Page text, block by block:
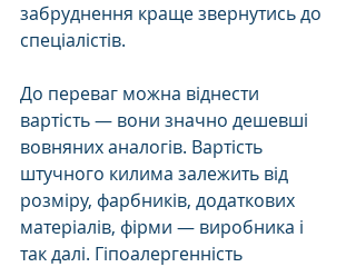
забруднення краще звернутись до
спеціалістів.
До переваг можна віднести
вартість — вони значно дешевші
вовняних аналогів. Вартість
штучного килима залежить від
розміру, фарбників, додаткових
матеріалів, фірми — виробника і
так далі. Гіпоалергенність